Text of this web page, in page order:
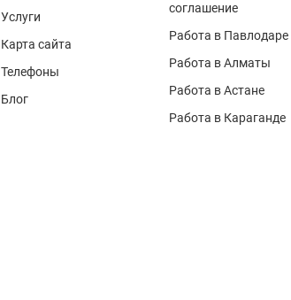
Услуги
Карта сайта
Телефоны
Блог
соглашение
Работа в Павлодаре
Работа в Алматы
Работа в Астане
Работа в Караганде